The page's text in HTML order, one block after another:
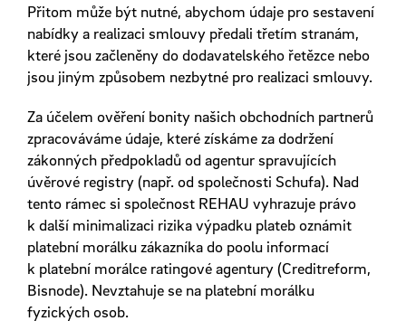
Přitom může být nutné, abychom údaje pro sestavení
nabídky a realizaci smlouvy předali třetím stranám,
které jsou začleněny do dodavatelského řetězce nebo
jsou jiným způsobem nezbytné pro realizaci smlouvy.
Za účelem ověření bonity našich obchodních partnerů
zpracováváme údaje, které získáme za dodržení
zákonných předpokladů od agentur spravujících
úvěrové registry (např. od společnosti Schufa). Nad
tento rámec si společnost REHAU vyhrazuje právo
k další minimalizaci rizika výpadku plateb oznámit
platební morálku zákazníka do poolu informací
k platební morálce ratingové agentury (Creditreform,
Bisnode). Nevztahuje se na platební morálku
fyzických osob.